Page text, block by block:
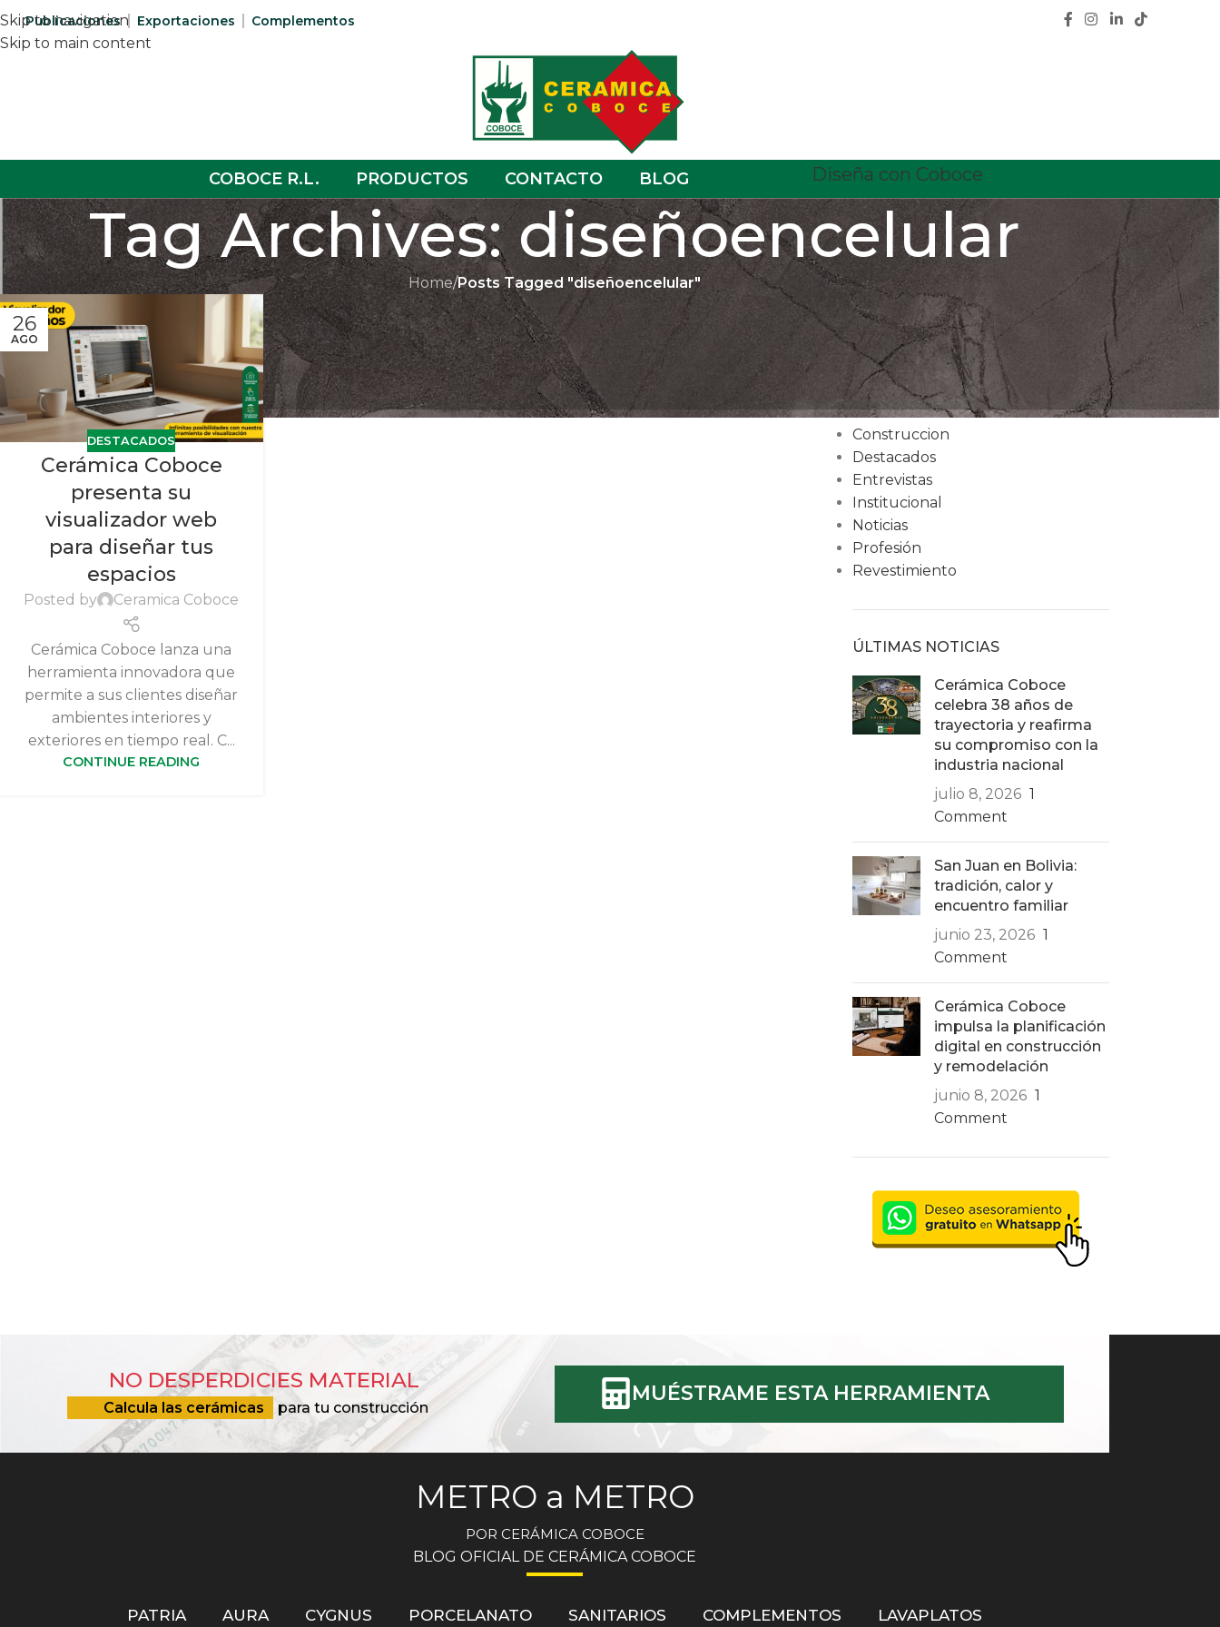
Skip to navigation
Skip to main content
Publicaciones Exportaciones Complementos
COBOCE R.L. PRODUCTOS CONTACTO BLOG Diseña con Coboce
Tag Archives: diseñoencelular
Home/Posts Tagged "diseñoencelular"
26
AGO
DESTACADOS
Cerámica Coboce
presenta su
visualizador web
para diseñar tus
espacios
Posted by Ceramica Coboce
Cerámica Coboce lanza una
herramienta innovadora que
permite a sus clientes diseñar
ambientes interiores y
exteriores en tiempo real. C...
CONTINUE READING
CATEGORÍAS
Calidad
Características
Ceramica
Condiciones
Construccion
Destacados
Entrevistas
Institucional
Noticias
Profesión
Revestimiento
ÚLTIMAS NOTICIAS
Cerámica Coboce
celebra 38 años de
trayectoria y reafirma
su compromiso con la
industria nacional
julio 8, 2026 1
Comment
San Juan en Bolivia:
tradición, calor y
encuentro familiar
junio 23, 2026 1
Comment
Cerámica Coboce
impulsa la planificación
digital en construcción
y remodelación
junio 8, 2026 1
Comment
NO DESPERDICIES MATERIAL
Calcula las cerámicas para tu construcción
MUÉSTRAME ESTA HERRAMIENTA
METRO a METRO
POR CERÁMICA COBOCE
BLOG OFICIAL DE CERÁMICA COBOCE
PATRIA AURA CYGNUS PORCELANATO SANITARIOS COMPLEMENTOS LAVAPLATOS